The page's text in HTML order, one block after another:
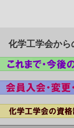
化学工学会か